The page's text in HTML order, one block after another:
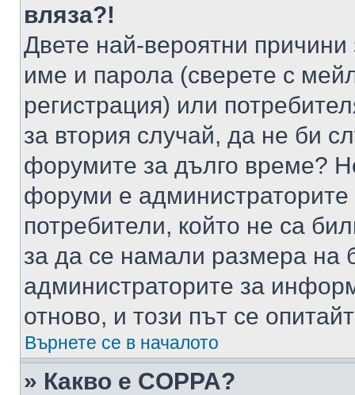
вляза?!
Двете най-вероятни
име и парола (сверете с
регистрация) или
за втория случай, да не би
форумите за дълго време?
форуми е администраторите
потребители, който не са
за да се намали размера на
администраторите за
отново, и този път се
Върнете се в началото
» Какво е COPPA?